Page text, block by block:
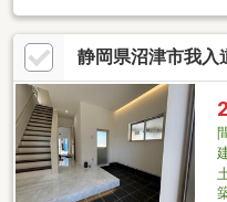
静岡県沼津市我入